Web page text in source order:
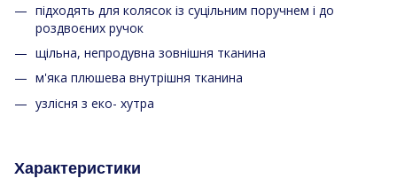
підходять для колясок із суцільним поручнем і до
роздвоєних ручок
щільна, непродувна зовнішня тканина
м'яка плюшева внутрішня тканина
узлісня з еко- хутра
Характеристики